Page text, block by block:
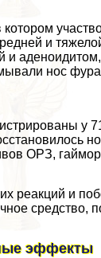
и
нос
у
ОРЗ,
реакций и
эффекты